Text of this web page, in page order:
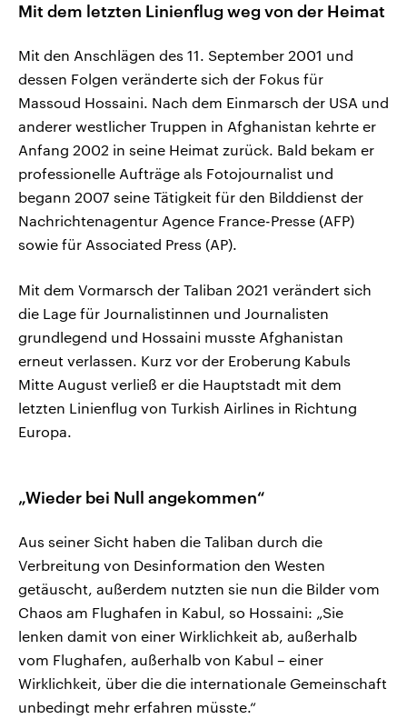
Mit dem letzten Linienflug weg von der Heimat
Mit den Anschlägen des 11. September 2001 und
dessen Folgen veränderte sich der Fokus für
Massoud Hossaini. Nach dem Einmarsch der USA und
anderer westlicher Truppen in Afghanistan kehrte er
Anfang 2002 in seine Heimat zurück. Bald bekam er
professionelle Aufträge als Fotojournalist und
begann 2007 seine Tätigkeit für den Bilddienst der
Nachrichtenagentur Agence France-Presse (AFP)
sowie für Associated Press (AP).
Mit dem Vormarsch der Taliban 2021 verändert sich
die Lage für Journalistinnen und Journalisten
grundlegend und Hossaini musste Afghanistan
erneut verlassen. Kurz vor der Eroberung Kabuls
Mitte August verließ er die Hauptstadt mit dem
letzten Linienflug von Turkish Airlines in Richtung
Europa.
„Wieder bei Null angekommen“
Aus seiner Sicht haben die Taliban durch die
Verbreitung von Desinformation den Westen
getäuscht, außerdem nutzten sie nun die Bilder vom
Chaos am Flughafen in Kabul, so Hossaini: „Sie
lenken damit von einer Wirklichkeit ab, außerhalb
vom Flughafen, außerhalb von Kabul – einer
Wirklichkeit, über die die internationale Gemeinschaft
unbedingt mehr erfahren müsste.“